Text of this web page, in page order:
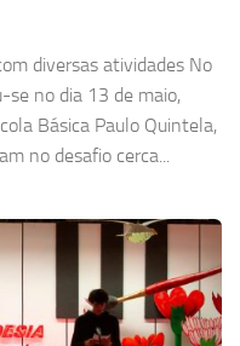
diversas atividades No
se no dia 13 de maio,
Básica Paulo Quintela,
no desafio cerca...